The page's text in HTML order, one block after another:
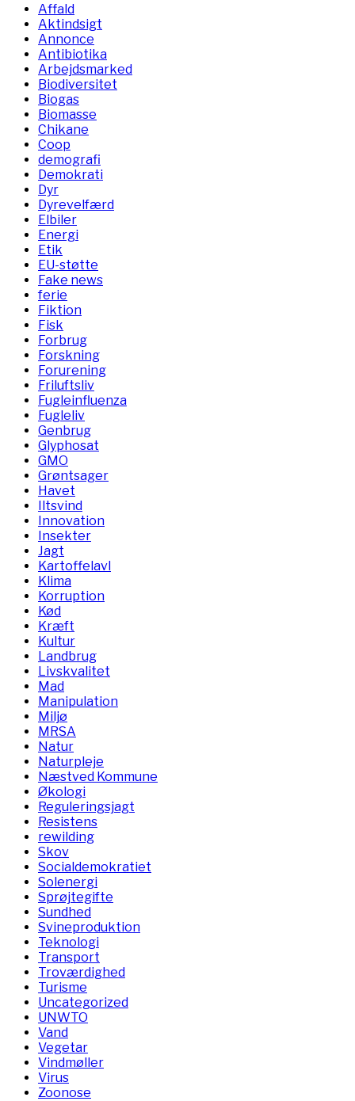
Affald
Aktindsigt
Annonce
Antibiotika
Arbejdsmarked
Biodiversitet
Biogas
Biomasse
Chikane
Coop
demografi
Demokrati
Dyr
Dyrevelfærd
Elbiler
Energi
Etik
EU-støtte
Fake news
ferie
Fiktion
Fisk
Forbrug
Forskning
Forurening
Friluftsliv
Fugleinfluenza
Fugleliv
Genbrug
Glyphosat
GMO
Grøntsager
Havet
Iltsvind
Innovation
Insekter
Jagt
Kartoffelavl
Klima
Korruption
Kød
Kræft
Kultur
Landbrug
Livskvalitet
Mad
Manipulation
Miljø
MRSA
Natur
Naturpleje
Næstved Kommune
Økologi
Reguleringsjagt
Resistens
rewilding
Skov
Socialdemokratiet
Solenergi
Sprøjtegifte
Sundhed
Svineproduktion
Teknologi
Transport
Troværdighed
Turisme
Uncategorized
UNWTO
Vand
Vegetar
Vindmøller
Virus
Zoonose